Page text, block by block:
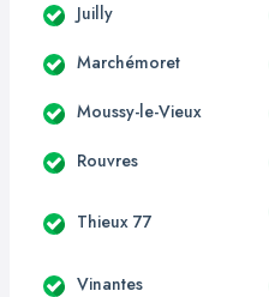
Juilly
Marchémoret
Moussy-le-Vieux
Rouvres
Thieux 77
Vinantes